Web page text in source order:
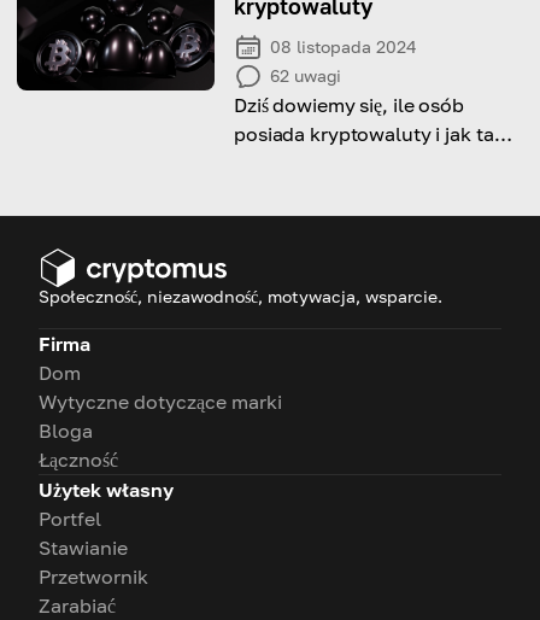
kryptowaluty
08 listopada 2024
62 uwagi
Dziś dowiemy się, ile osób
posiada kryptowaluty i jak ta
Społeczność, niezawodność, motywacja, wsparcie.
Firma
Dom
Wytyczne dotyczące marki
Bloga
Łączność
Użytek własny
Portfel
Stawianie
Przetwornik
Zarabiać